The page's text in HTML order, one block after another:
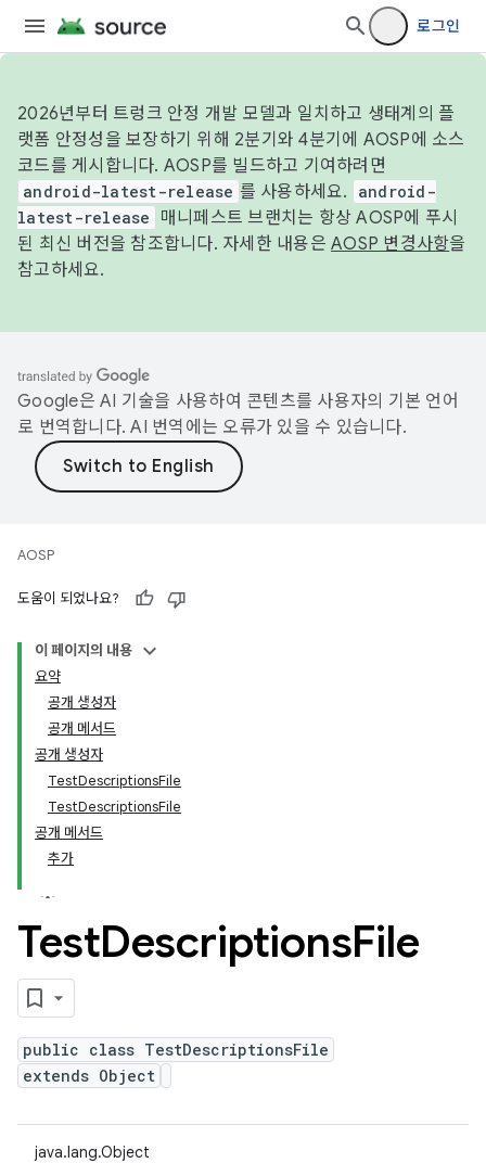
로그인
2026년부터 트렁크 안정 개발 모델과 일치하고 생태계의 플
랫폼 안정성을 보장하기 위해 2분기와 4분기에 AOSP에 소스
코드를 게시합니다. AOSP를 빌드하고 기여하려면
android-latest-release 를 사용하세요.
android-
latest-release
매니페스트 브랜치는 항상 AOSP에 푸시
된 최신 버전을 참조합니다. 자세한 내용은 AOSP 변경사항을
참고하세요.
Google은 AI 기술을 사용하여 콘텐츠를 사용자의 기본 언어
로 번역합니다. AI 번역에는 오류가 있을 수 있습니다.
AOSP
도움이 되었나요?
이 페이지의 내용
요약
공개 생성자
공개 메서드
공개 생성자
TestDescriptionsFile
TestDescriptionsFile
공개 메서드
추가
TestDescriptionsFile
public class TestDescriptionsFile
extends Object
java.lang.Object